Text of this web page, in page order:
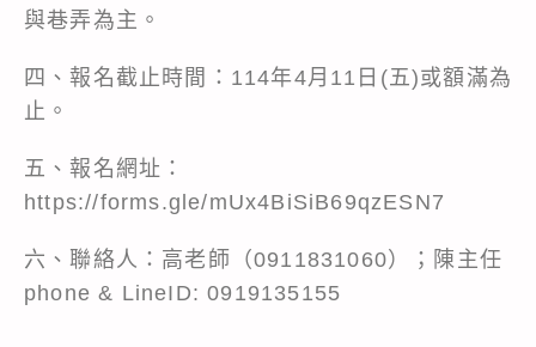
與巷弄為主。
四、報名截止時間：114年4月11日(五)或額滿為
止。
五、報名網址：
https://forms.gle/mUx4BiSiB69qzESN7
六、聯絡人：高老師（0911831060）；陳主任
phone & LineID: 0919135155